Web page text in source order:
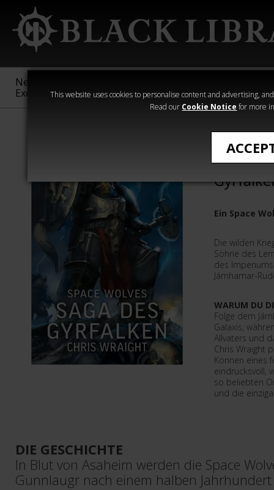
This website uses cookies to personalise content and advertising,
Read our Cookie Notice for more
New &
Exclusive
Sigmar
40,000
Heresy
Space
Ein Space
Die wilden
Söhne des
des
Járnhamar-
WARUM DU
Folge dem
Galaxis,
Allvaters und
Chris Wraight
Können eines
eindrucksvoll,
so beliebten
und die
DIE GESCHICHTE
In Blut von Asaheim werden die Space
Gunnlaugr nach einem halben